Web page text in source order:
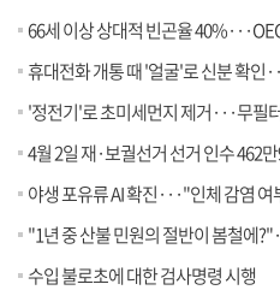
66세 이상 상대적 빈곤율
휴대전화 개통 때 '얼굴'로 신분 확인
'정전기'로 초미세먼지 제거···무필
4월 2일 재·보궐선거 선거 인수 462
야생 포유류 AI 확진···"인체 감염
"1년 중 산불 민원의 절반이 봄철에
수입 불로초에 대한 검사명령 시행